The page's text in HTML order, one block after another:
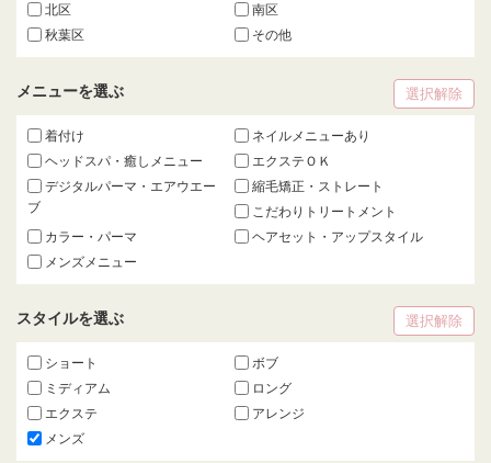
北区
南区
秋葉区
その他
メニューを選ぶ 選択解除
着付け
ネイルメニューあり
ヘッドスパ・癒しメニュー
エクステＯＫ
デジタルパーマ・エアウエー
ブ
縮毛矯正・ストレート
こだわりトリートメント
カラー・パーマ
ヘアセット・アップスタイル
メンズメニュー
スタイルを選ぶ 選択解除
ショート
ボブ
ミディアム
ロング
エクステ
アレンジ
メンズ